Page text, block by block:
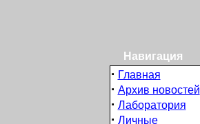
Навигация
· Главная
· Архив новостей
· Лаборатория
· Личные